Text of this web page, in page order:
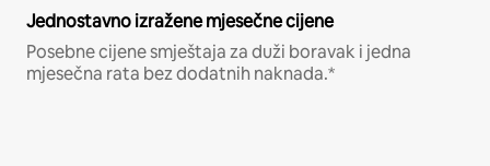
Jednostavno izražene mjesečne cijene
Posebne cijene smještaja za duži boravak i jedna
mjesečna rata bez dodatnih naknada.*